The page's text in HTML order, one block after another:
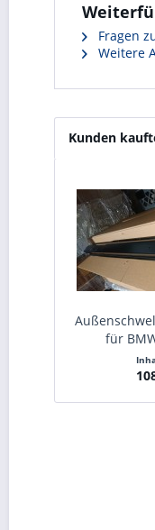
Fragen
Weitere
Kunden
für